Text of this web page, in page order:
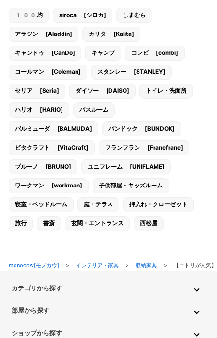
100均 siroca [シロカ] しまむら
アラジン [Aladdin] カリタ [Kalita]
キャンドゥ [CanDo] キャンプ コンビ [combi]
コールマン [Coleman] スタンレー [STANLEY]
セリア [Seria] ダイソー [DAISO] トイレ・洗面所
ハリオ [HARIO] バスルーム
バルミューダ [BALMUDA] バンドック [BUNDOK]
ビタクラフト [VitaCraft] フランフラン [Francfranc]
ブルーノ [BRUNO] ユニフレーム [UNIFLAME]
ワークマン [workman] 子供部屋・キッズルーム
寝室・ベッドルーム 庭・テラス 押入れ・クローゼット
旅行 書斎 玄関・エントランス 西松屋
monocow[モノカウ] > インテリア・家具> 収納家具> 【ニトリが人気
カテゴリから探す
部屋から探す
ショップから探す